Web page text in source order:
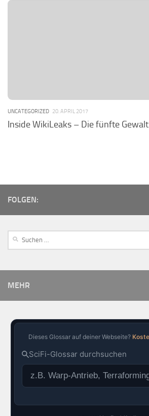
UNCATEGORIZED 20. APRIL 2017
Inside WikiLeaks – Die fünfte Gewalt
FOLGEN:
MEHR